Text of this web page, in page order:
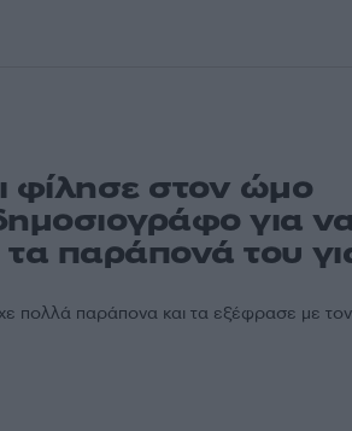
φίλησε στον ώμο
για
παράπονά του
πολλά παράπονα και τα εξέφρασε με τον